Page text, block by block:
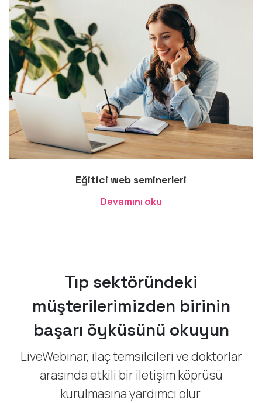
Eğitici web seminerleri
Devamını oku
Tıp sektöründeki
müşterilerimizden birinin
başarı öyküsünü okuyun
LiveWebinar, ilaç temsilcileri ve doktorlar
arasında etkili bir iletişim köprüsü
kurulmasına yardımcı olur.